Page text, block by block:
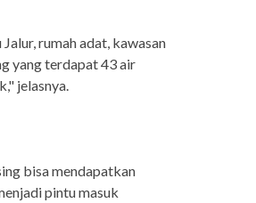
rumah adat, kawasan
yang terdapat 43 air
jelasnya.
bisa mendapatkan
pintu masuk